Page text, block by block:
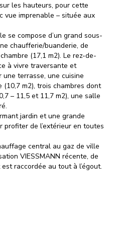
les hauteurs, pour cette
vue imprenable – située aux
se compose d’un grand sous-
chaufferie/buanderie, de
(17,1 m2). Le rez-de-
à vivre traversante et
terrasse, une cuisine
m2), trois chambres dont
– 11,5 et 11,7 m2), une salle
jardin et une grande
de l’extérieur en toutes
central au gaz de ville
VIESSMANN récente, de
raccordée au tout à l’égout.